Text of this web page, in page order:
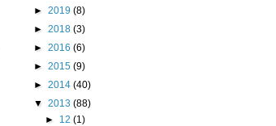
► 2019 (8)
► 2018 (3)
► 2016 (6)
► 2015 (9)
► 2014 (40)
▼ 2013 (88)
► 12(1)